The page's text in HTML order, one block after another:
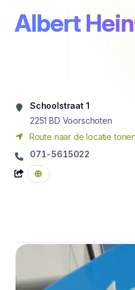
Albert Hein
Schoolstraat 1
2251 BD Voorschoten
Route naar de locatie tonen
071-5615022